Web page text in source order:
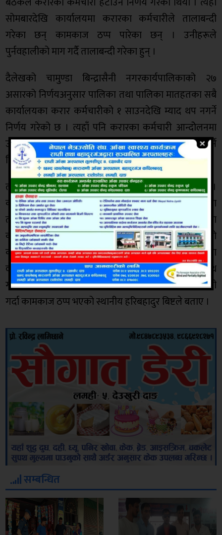
सोमबारदेखि कार्यालयमा करारका कर्मचारीले तालाबन्दी
गरेका छन् कामकाज ठप्प पारेका छन् । उनीहरूले
पुर्नवहालीको माग गर्दै तालाबन्दी गरेका हुन् ।
दैलेखको चामुण्डा बिन्द्रासैनी नगरकार्यपालिकाको २७
असारको निर्णयअनुसार पालिका तथा पालिका मातहतका सबै
कार्यालयका करार कर्मचारीको १ साउनदेखि म्याद थप नगर्ने
निर्णय गरेको छ । त्यहाँ पनि करारका कर्मचारी आन्दोेलनमा
उत्रिएका छन् । करारका ९७ जना कर्मचारीको म्याद थप नगर्ने
निर्णय नगरकार्यपालिको बैठकले गरेको हो ।
त्यस्तै दैलेख डुङ्गेश्वर गाउँपालिकामा तालाबन्दी भएको छ ।
करारमा कार्यरत कर्मचारीलाई हटाएको भन्दै गाउँपालिकामा
तालाबन्दी गरिएको हो । जागिरबाट हटाइएका करारका
कर्मचारी तथा राजनीतिक दलहरूले गाउँपालिकाको
कार्यालयमा तालाबन्दी गरेको डुङ्गेश्वर गाउँपालिका–२ का
वडाध्यक्ष यामबहादुर विष्टले बताए । कालीकोटको नरहरिनाथ
गाउँपालिकामा पनि करार कर्मचारीले कार्यालयमा तालाबन्दी
गर्दा कामकाज ठप्प भएको स्थानीय हरिबहादुर बिष्टले बताए ।
सम्बन्धित